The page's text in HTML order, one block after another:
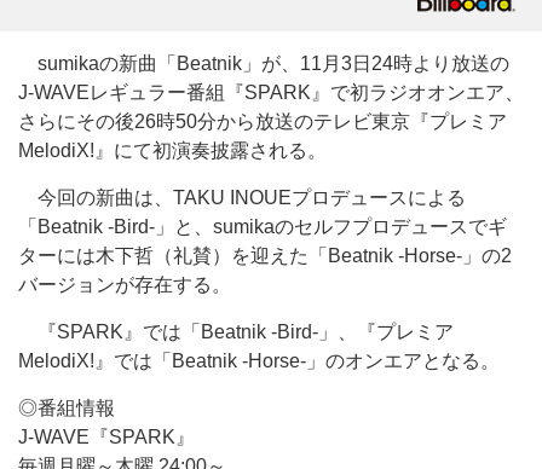
sumikaの新曲「Beatnik」が、11月3日24時より放送の
J-WAVEレギュラー番組『SPARK』で初ラジオオンエア、
さらにその後26時50分から放送のテレビ東京『プレミア
MelodiX!』にて初演奏披露される。
今回の新曲は、TAKU INOUEプロデュースによる
「Beatnik -Bird-」と、sumikaのセルフプロデュースでギ
ターには木下哲（礼賛）を迎えた「Beatnik -Horse-」の2
バージョンが存在する。
『SPARK』では「Beatnik -Bird-」、『プレミア
MelodiX!』では「Beatnik -Horse-」のオンエアとなる。
◎番組情報
J-WAVE『SPARK』